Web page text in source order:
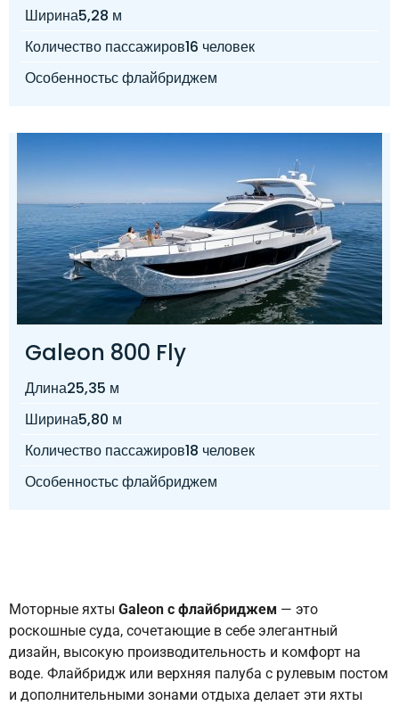
Ширина5,28 м
Количество пассажиров16 человек
Особенностьс флайбриджем
Galeon 800 Fly
Длина25,35 м
Ширина5,80 м
Количество пассажиров18 человек
Особенностьс флайбриджем
Моторные яхты Galeon с флайбриджем — это
роскошные суда, сочетающие в себе элегантный
дизайн, высокую производительность и комфорт на
воде. Флайбридж или верхняя палуба с рулевым постом
и дополнительными зонами отдыха делает эти яхты